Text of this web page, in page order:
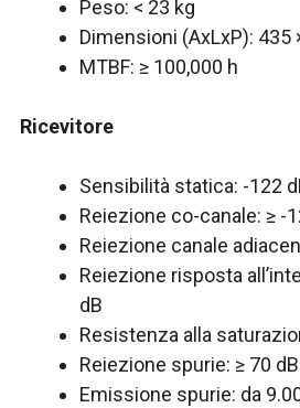
Peso: < 23 kg
Dimensioni (AxLxP): 435
MTBF: ≥ 100,000 h
Ricevitore
Sensibilità statica: -122
Reiezione co-canale: ≥ -
Reiezione canale
Reiezione risposta
dB
Resistenza alla
Reiezione spurie: ≥ 70 dB
Emissione spurie: da